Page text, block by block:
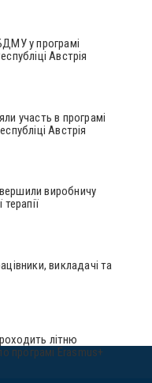
у програмі
Австрія
участь в програмі
Австрія
виробничу
викладачі та
літню
програмі Erasmus+